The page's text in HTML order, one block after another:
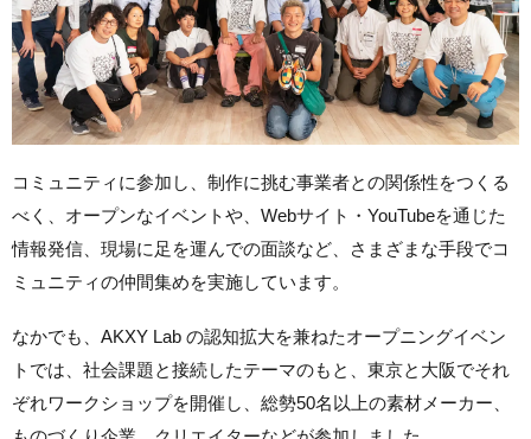
コミュニティに参加し、制作に挑む事業者との関係性をつくる
べく、オープンなイベントや、Webサイト・YouTubeを通じた
情報発信、現場に足を運んでの面談など、さまざまな手段でコ
ミュニティの仲間集めを実施しています。
なかでも、AKXY Lab の認知拡大を兼ねたオープニングイベン
トでは、社会課題と接続したテーマのもと、東京と大阪でそれ
ぞれワークショップを開催し、総勢50名以上の素材メーカー、